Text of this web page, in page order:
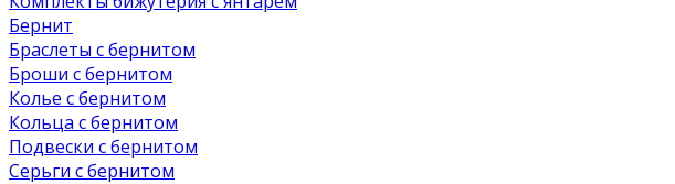
Бернит
Браслеты с бернитом
Броши с бернитом
Колье с бернитом
Кольца с бернитом
Подвески с бернитом
Серьги с бернитом